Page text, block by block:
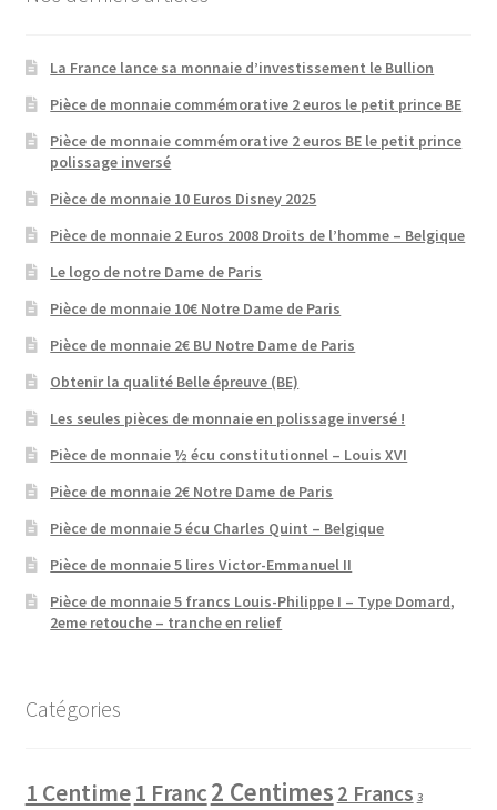
La France lance sa monnaie d’investissement le Bullion
Pièce de monnaie commémorative 2 euros le petit prince BE
Pièce de monnaie commémorative 2 euros BE le petit prince
polissage inversé
Pièce de monnaie 10 Euros Disney 2025
Pièce de monnaie 2 Euros 2008 Droits de l’homme – Belgique
Le logo de notre Dame de Paris
Pièce de monnaie 10€ Notre Dame de Paris
Pièce de monnaie 2€ BU Notre Dame de Paris
Obtenir la qualité Belle épreuve (BE)
Les seules pièces de monnaie en polissage inversé !
Pièce de monnaie ½ écu constitutionnel – Louis XVI
Pièce de monnaie 2€ Notre Dame de Paris
Pièce de monnaie 5 écu Charles Quint – Belgique
Pièce de monnaie 5 lires Victor-Emmanuel II
Pièce de monnaie 5 francs Louis-Philippe I – Type Domard,
2eme retouche – tranche en relief
Catégories
1 Centime1 Franc2 Centimes 2 Francs 3